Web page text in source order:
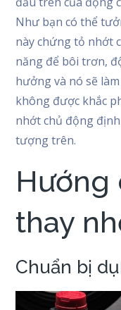
Như bạn có thể
này chứng tỏ nhớt
năng để bôi trơn,
hưởng và nó sẽ
không được khắc
nhớt chủ động
tượng trên.
Hướng
thay
Chuẩn bị